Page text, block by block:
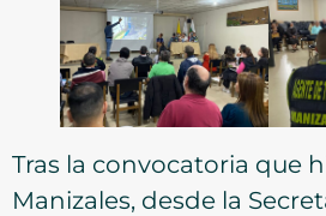
Tras la convocatoria que
Manizales, desde la